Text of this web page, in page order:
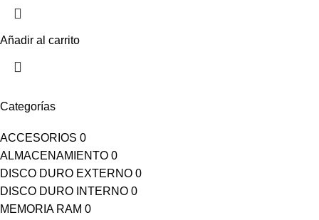
Categorías
ACCESORIOS 0
ALMACENAMIENTO 0
DISCO DURO EXTERNO 0
DISCO DURO INTERNO 0
MEMORIA RAM 0
Añadir al carrito